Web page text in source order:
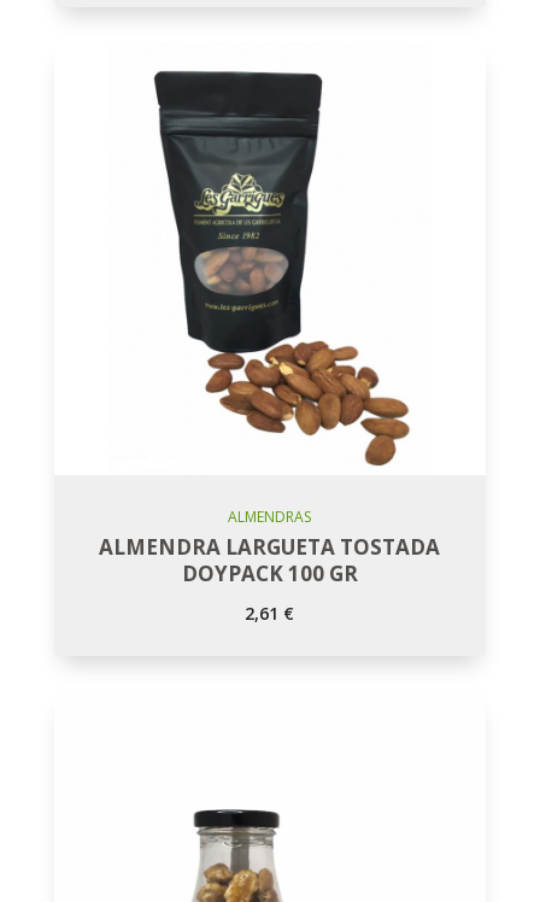
Añadir Al Carro
ALMENDRAS
ALMENDRA LARGUETA TOSTADA
DOYPACK 100 GR
2,61 €